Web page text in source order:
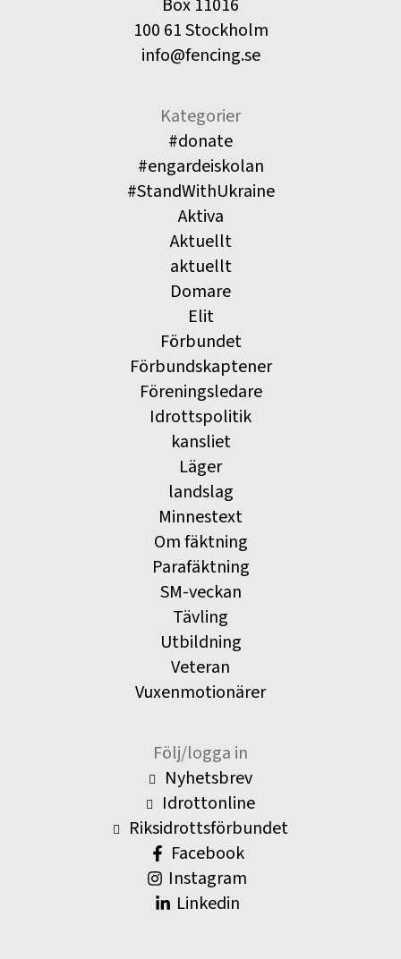
Box 11016
100 61 Stockholm
info@fencing.se
Kategorier
#donate
#engardeiskolan
#StandWithUkraine
Aktiva
Aktuellt
aktuellt
Domare
Elit
Förbundet
Förbundskaptener
Föreningsledare
Idrottspolitik
kansliet
Läger
landslag
Minnestext
Om fäktning
Parafäktning
SM-veckan
Tävling
Utbildning
Veteran
Vuxenmotionärer
Följ/logga in
Nyhetsbrev
Idrottonline
Riksidrottsförbundet
Facebook
Instagram
Linkedin